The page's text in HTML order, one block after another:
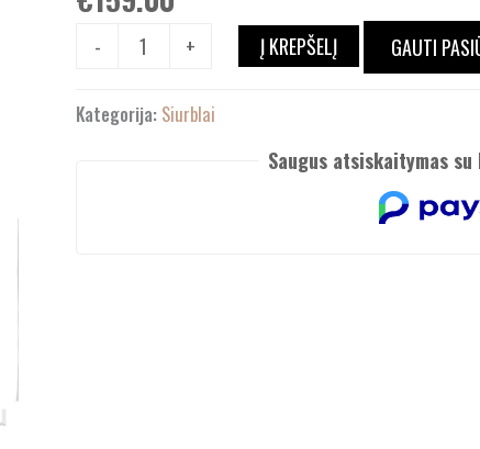
- + Į KREPŠELĮ GAUTI
Kategorija: Siurblai
Saugus atsiskaitymas su